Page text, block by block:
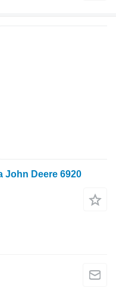
John Deere 6920